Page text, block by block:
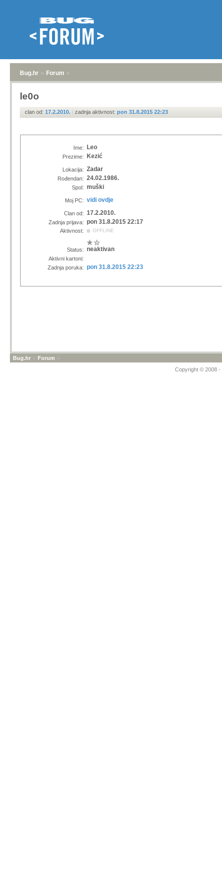
Bug.hr » Forum »
le0o
clan od: 17.2.2010. | zadnja aktivnost: pon 31.8.2015 22:23
Ime: Leo
Prezime: Kezić
Lokacija: Zadar
Rođendan: 24.02.1986.
Spol: muški
Moj PC: vidi ovdje
Clan od: 17.2.2010.
Zadnja prijava: pon 31.8.2015 22:17
Aktivnost: OFFLINE
Status: neaktivan
Aktivni kartoni:
Zadnja poruka: pon 31.8.2015 22:23
Bug.hr » Forum »
Copyright © 2008 -